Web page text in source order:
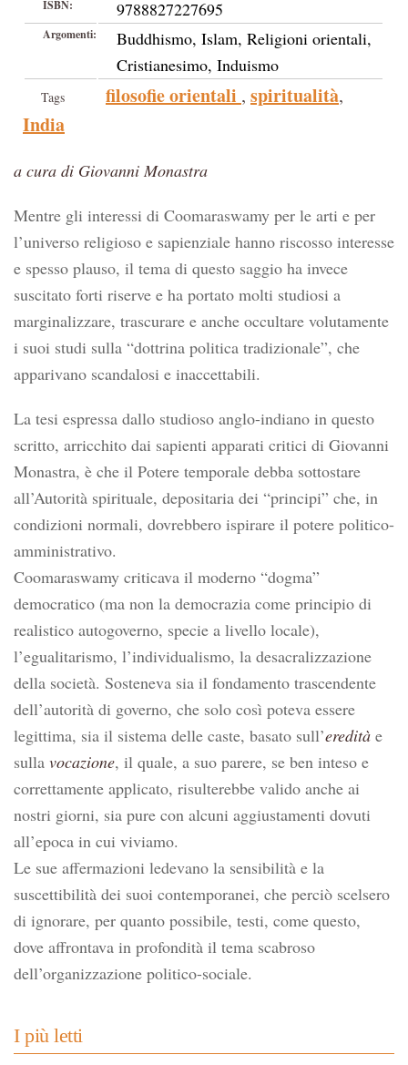
ISBN: 9788827227695
Argomenti:
Buddhismo, Islam, Religioni orientali,
Cristianesimo, Induismo
Tags filosofie orientali , spiritualità,
India
a cura di Giovanni Monastra
Mentre gli interessi di Coomaraswamy per le arti e per
l’universo religioso e sapienziale hanno riscosso interesse
e spesso plauso, il tema di questo saggio ha invece
suscitato forti riserve e ha portato molti studiosi a
marginalizzare, trascurare e anche occultare volutamente
i suoi studi sulla “dottrina politica tradizionale”, che
apparivano scandalosi e inaccettabili.
La tesi espressa dallo studioso anglo-indiano in questo
scritto, arricchito dai sapienti apparati critici di Giovanni
Monastra, è che il Potere temporale debba sottostare
all’Autorità spirituale, depositaria dei “principi” che, in
condizioni normali, dovrebbero ispirare il potere politico-
amministrativo.
Coomaraswamy criticava il moderno “dogma”
democratico (ma non la democrazia come principio di
realistico autogoverno, specie a livello locale),
l’egualitarismo, l’individualismo, la desacralizzazione
della società. Sosteneva sia il fondamento trascendente
dell’autorità di governo, che solo così poteva essere
legittima, sia il sistema delle caste, basato sull’eredità e
sulla vocazione, il quale, a suo parere, se ben inteso e
correttamente applicato, risulterebbe valido anche ai
nostri giorni, sia pure con alcuni aggiustamenti dovuti
all’epoca in cui viviamo.
Le sue affermazioni ledevano la sensibilità e la
suscettibilità dei suoi contemporanei, che perciò scelsero
di ignorare, per quanto possibile, testi, come questo,
dove affrontava in profondità il tema scabroso
dell’organizzazione politico-sociale.
I più letti